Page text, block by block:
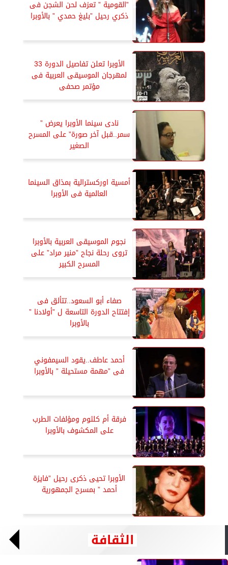
”القومية ” تعزف لحن الشجن فى
ذكري رحيل ”بليغ حمدي ” بالأوبرا
الأوبرا تعلن تفاصيل الدورة 33
لمهرجان الموسيقى العربية فى
مؤتمر صحفى
نادى سينما الأوبرا يعرض ”
سمر..قبل آخر صورة” على المسرح
الصغير
أمسية اوركسترالية بمذاق السينما
العالمية فى الأوبرا
نجوم الموسيقى العربية بالأوبرا
تروى رحلة نجاح ”منير مراد” على
المسرح الكبير
صفاء أبو السعود..تتألق فى
إفتتاح الدورة التاسعة ل ”أولادنا ”
بالأوبرا
أحمد عاطف..يقود السيمفوني
فى ”مهمة مستحيلة ” بالأوبرا
فرقة أم كلثوم ومؤلفات الطرب
على المكشوف بالأوبرا
الأوبرا تحيى ذكرى رحيل ”فايزة
أحمد ” بمسرح الجمهورية
الثقافة